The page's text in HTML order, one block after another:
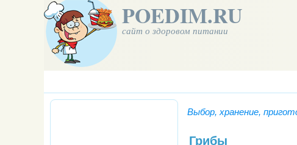
POEDIM.RU
сайт о здоровом питании
Выбор, хранение,
Грибы